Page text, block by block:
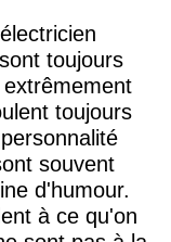
toujours
toujours
souvent
d'humour.
à ce qu'on